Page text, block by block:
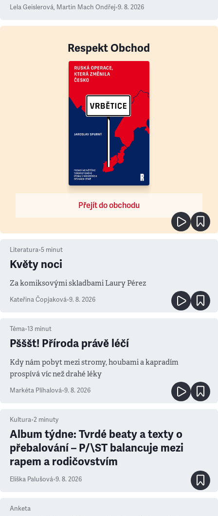
Lela Geislerová, Martin Mach Ondřej•9. 8. 2026
Respekt Obchod
Přejít do obchodu
Literatura•5 minut
Květy noci
Za komiksovými skladbami Laury Pérez
Kateřina Čopjaková•9. 8. 2026
Téma•13 minut
Pšššt! Příroda právě léčí
Kdy nám pobyt mezi stromy, houbami a kapradím
prospívá víc než drahé léky
Markéta Plíhalová•9. 8. 2026
Kultura•2 minuty
Album týdne: Tvrdé beaty a texty o
přebalování – P/\ST balancuje mezi
rapem a rodičovstvím
Eliška Palušová•9. 8. 2026
Anketa